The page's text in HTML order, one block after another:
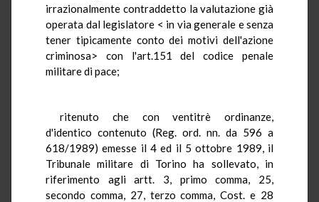
irrazionalmente contraddetto la valutazione già
operata dal legislatore < in via generale e senza
tener tipicamente conto dei motivi dell'azione
criminosa> con l'art.151 del codice penale
militare di pace;
ritenuto che con ventitrè ordinanze,
d'identico contenuto (Reg. ord. nn. da 596 a
618/1989) emesse il 4 ed il 5 ottobre 1989, il
Tribunale militare di Torino ha sollevato, in
riferimento agli artt. 3, primo comma, 25,
secondo comma, 27, terzo comma, Cost. e 28